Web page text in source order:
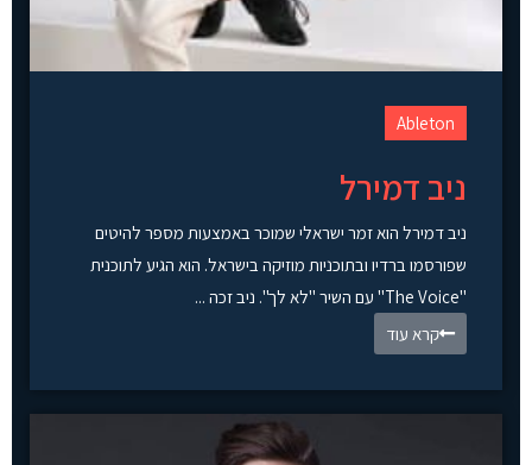
Ableton
ניב דמירל
ניב דמירל הוא זמר ישראלי שמוכר באמצעות מספר להיטים
שפורסמו ברדיו ובתוכניות מוזיקה בישראל. הוא הגיע לתוכנית
"The Voice" עם השיר "לא לך". ניב זכה ...
קרא עוד